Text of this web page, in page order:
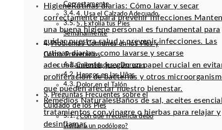
HigieneRutinas diarias: Cómo lavar y secar
correctamente para prevenir infecciones
una buena higiene personal es fundamental para
cuidar nuestra salud y prevenir infecciones. Las
rutinas diarias, como lavarse y secarse
adecuadamente, juegan un papel crucial en
proliferación de bacterias y otros
que pueden afectar nuestro bienestar.
Remedios NaturalesBaños de sal, aceites
tratamientos con vinagre o hierbas para relajar y
desinflamar.
Correctamente
4. Usa el Calzado Adecuado
5. Exfolia tus Pies
Semanalmente
Problemas Comunes en los Pies y
Cómo Prevenirlos
Callosidades y Durezas
Hongos en las Uñas
Dolor en el Talón
Preguntas Frecuentes sobre el
Cuidado de los Pies
¿Con qué frecuencia debo
visitar a un podólogo?